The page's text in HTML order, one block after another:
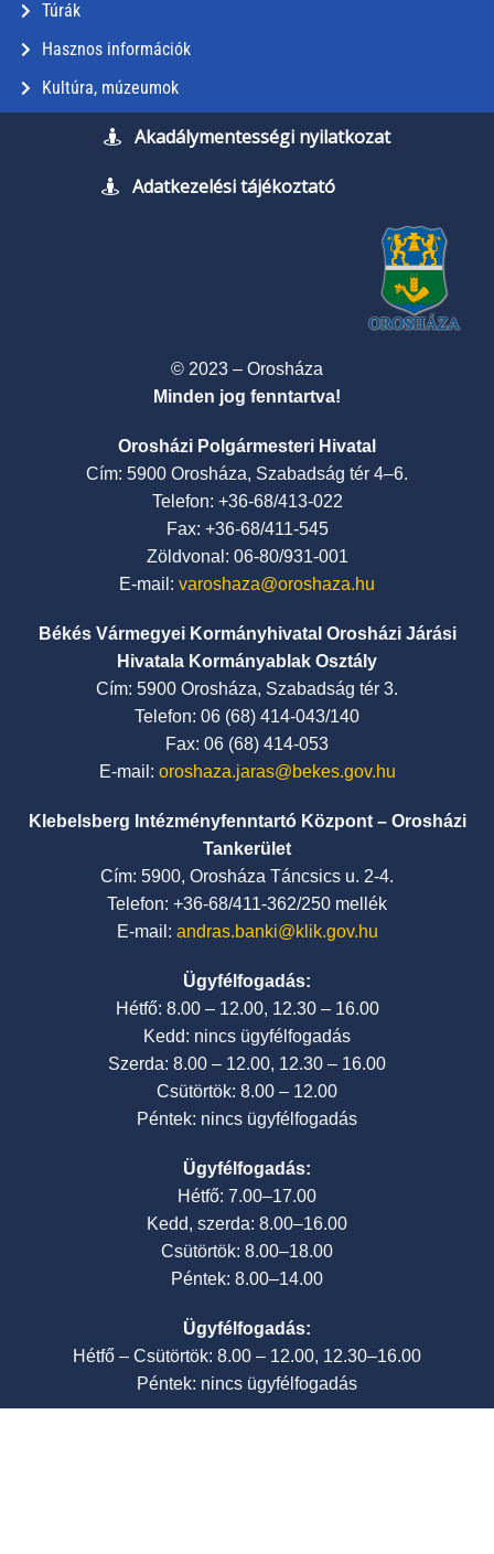
Túrák
Hasznos információk
Kultúra, múzeumok
Akadálymentességi nyilatkozat
Adatkezelési tájékoztató
© 2023 – Orosháza
Minden jog fenntartva!
Orosházi Polgármesteri Hivatal
Cím: 5900 Orosháza, Szabadság tér 4–6.
Telefon: +36-68/413-022
Fax: +36-68/411-545
Zöldvonal: 06-80/931-001
E-mail: varoshaza@oroshaza.hu
Békés Vármegyei Kormányhivatal Orosházi Járási
Hivatala Kormányablak Osztály
Cím: 5900 Orosháza, Szabadság tér 3.
Telefon: 06 (68) 414-043/140
Fax: 06 (68) 414-053
E-mail: oroshaza.jaras@bekes.gov.hu
Klebelsberg Intézményfenntartó Központ – Orosházi
Tankerület
Cím: 5900, Orosháza Táncsics u. 2-4.
Telefon: +36-68/411-362/250 mellék
E-mail: andras.banki@klik.gov.hu
Ügyfélfogadás:
Hétfő: 8.00 – 12.00, 12.30 – 16.00
Kedd: nincs ügyfélfogadás
Szerda: 8.00 – 12.00, 12.30 – 16.00
Csütörtök: 8.00 – 12.00
Péntek: nincs ügyfélfogadás
Ügyfélfogadás:
Hétfő: 7.00–17.00
Kedd, szerda: 8.00–16.00
Csütörtök: 8.00–18.00
Péntek: 8.00–14.00
Ügyfélfogadás:
Hétfő – Csütörtök: 8.00 – 12.00, 12.30–16.00
Péntek: nincs ügyfélfogadás